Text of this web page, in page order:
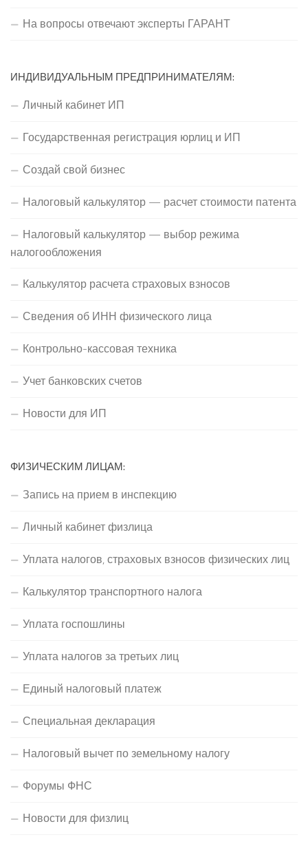
На вопросы отвечают эксперты ГАРАНТ
ИНДИВИДУАЛЬНЫМ ПРЕДПРИНИМАТЕЛЯМ:
Личный кабинет ИП
Государственная регистрация юрлиц и ИП
Создай свой бизнес
Налоговый калькулятор — расчет стоимости патента
Налоговый калькулятор — выбор режима
налогообложения
Калькулятор расчета страховых взносов
Сведения об ИНН физического лица
Контрольно-кассовая техника
Учет банковских счетов
Новости для ИП
ФИЗИЧЕСКИМ ЛИЦАМ:
Запись на прием в инспекцию
Личный кабинет физлица
Уплата налогов, страховых взносов физических лиц
Калькулятор транспортного налога
Уплата госпошлины
Уплата налогов за третьих лиц
Единый налоговый платеж
Специальная декларация
Налоговый вычет по земельному налогу
Форумы ФНС
Новости для физлиц